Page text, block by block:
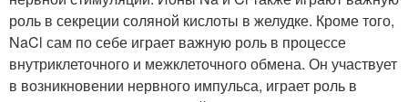
роль в секреции соляной кислоты в желудке. Кроме того,
NaCl сам по себе играет важную роль в процессе
внутриклеточного и межклеточного обмена. Он участвует
в возникновении нервного импульса, играет роль в